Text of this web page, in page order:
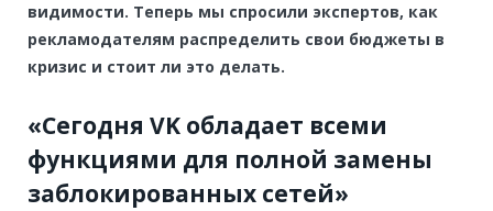
видимости. Теперь мы спросили экспертов, как
рекламодателям распределить свои бюджеты в
кризис и стоит ли это делать.
«Сегодня VK обладает всеми
функциями для полной замены
заблокированных сетей»